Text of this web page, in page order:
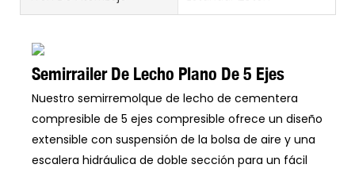
Semirrailer De Lecho Plano De 5 Ejes
Nuestro semirremolque de lecho de cementera
compresible de 5 ejes compresible ofrece un diseño
extensible con suspensión de la bolsa de aire y una
escalera hidráulica de doble sección para un fácil